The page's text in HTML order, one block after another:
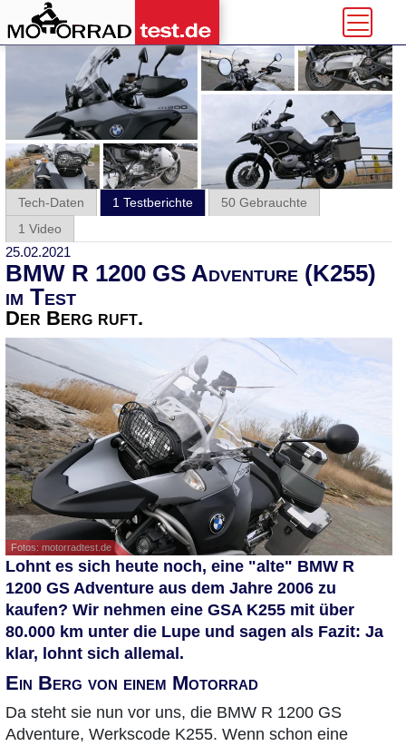
Tech-Daten 1 Testberichte
50 Gebrauchte
1 Video
25.02.2021
BMW R 1200 GS Adventure (K255)
im Test
Der Berg ruft.
Fotos: motorradtest.de
Lohnt es sich heute noch, eine "alte" BMW R
1200 GS Adventure aus dem Jahre 2006 zu
kaufen? Wir nehmen eine GSA K255 mit über
80.000 km unter die Lupe und sagen als Fazit: Ja
klar, lohnt sich allemal.
Ein Berg von einem Motorrad
Da steht sie nun vor uns, die BMW R 1200 GS
Adventure, Werkscode K255. Wenn schon eine